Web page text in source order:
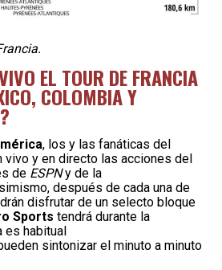
EL TOUR DE FRANCIA
COLOMBIA Y
, los y las fanáticas del
vivo y en directo las acciones del
de ESPNy de la
después de cada una de
disfrutar de un selecto bloque
Sports tendrá durante la
es habitual
sintonizar el minuto a minuto